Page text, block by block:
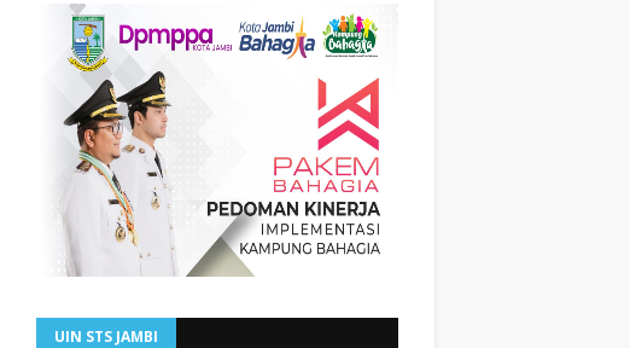
UIN STS JAMBI